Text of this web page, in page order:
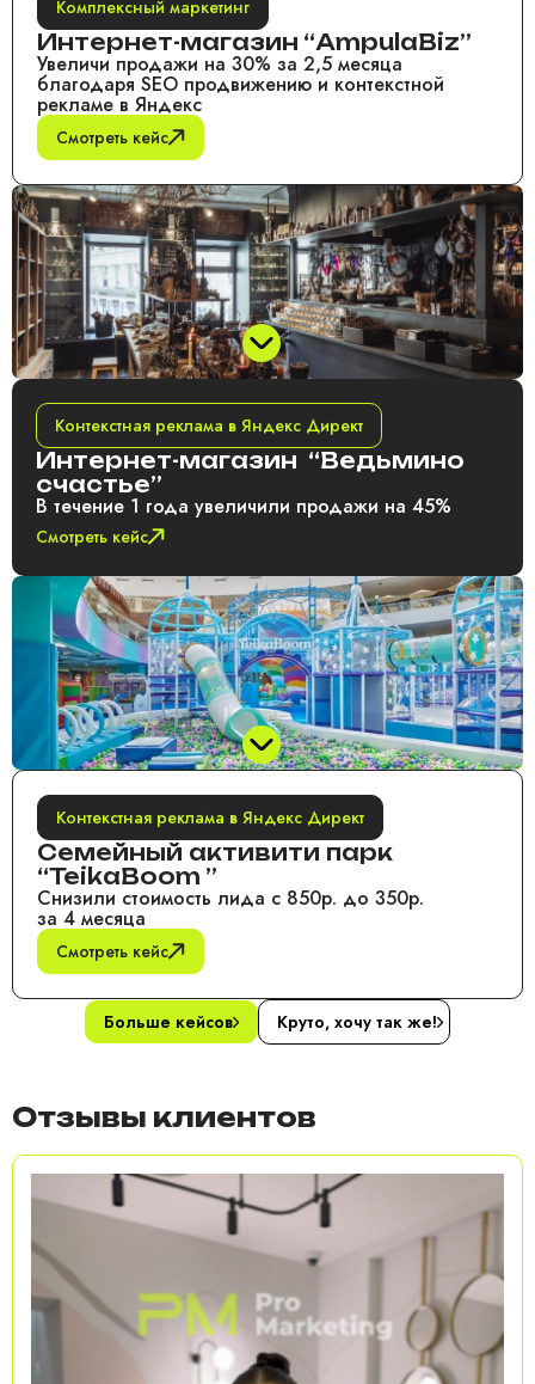
Комплексный маркетинг
Интернет-магазин “AmpulaBiz”
Увеличи продажи на 30% за 2,5 месяца
благодаря SEO продвижению и контекстной
рекламе в Яндекс
Смотреть кейс
Контекстная реклама в Яндекс Директ
Интернет-магазин “Ведьмино
счастье”
В течение 1 года увеличили продажи на 45%
Смотреть кейс
Контекстная реклама в Яндекс Директ
Семейный активити парк
“TeikaBoom ”
Снизили стоимость лида с 850р. до 350р.
за 4 месяца
Смотреть кейс
Больше кейсов Круто, хочу так же!
Отзывы клиентов